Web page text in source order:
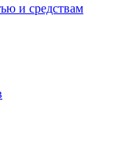
и средствам